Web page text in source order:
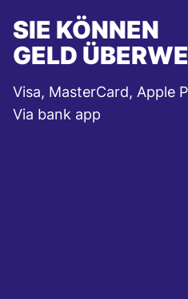
SIE KÖNNEN
GELD
Visa, MasterCard, Apple
Via bank app